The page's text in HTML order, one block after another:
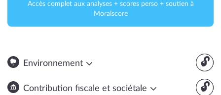
Accès complet aux analyses + scores perso + soutien à
Moralscore
🔓
Environnement
🔓
Contribution fiscale et sociétale